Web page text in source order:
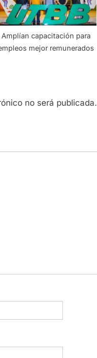
Amplían capacitación para
mejor remunerados
no será publicada.